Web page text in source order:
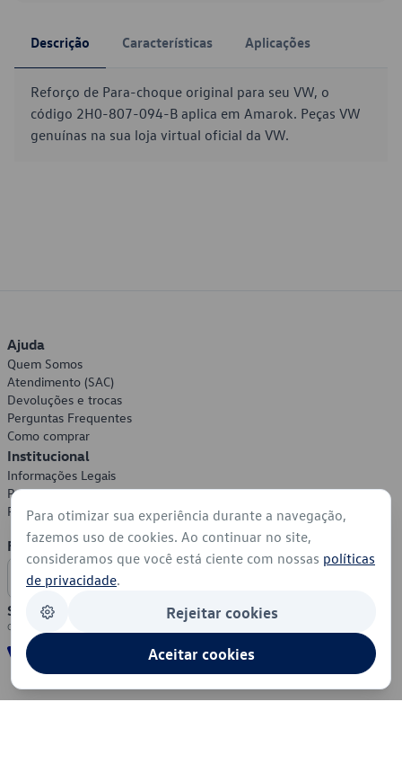
Descrição Características Aplicações
Reforço de Para-choque original para seu VW, o
código 2H0-807-094-B aplica em Amarok. Peças VW
genuínas na sua loja virtual oficial da VW.
Ajuda
Quem Somos
Atendimento (SAC)
Devoluções e trocas
Perguntas Frequentes
Como comprar
Institucional
Informações Legais
Política de Privacidade
Política de Cookies
Formas de Pagamento
Segurança
Para otimizar sua experiência durante a navegação,
fazemos uso de cookies. Ao continuar no site,
consideramos que você está ciente com nossas políticas
de privacidade.
Rejeitar cookies
Aceitar cookies